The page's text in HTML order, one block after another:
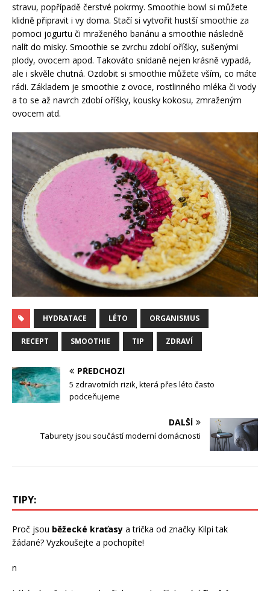
stravu, popřípadě čerstvé pokrmy. Smoothie bowl si můžete
klidně připravit i vy doma. Stačí si vytvořit hustší smoothie za
pomoci jogurtu či mraženého banánu a smoothie následně
nalít do misky. Smoothie se zvrchu zdobí oříšky, sušenými
plody, ovocem apod. Takováto snídaně nejen krásně vypadá,
ale i skvěle chutná. Ozdobit si smoothie můžete vším, co máte
rádi. Základem je smoothie z ovoce, rostlinného mléka či vody
a to se až navrch zdobí oříšky, kousky kokosu, zmraženým
ovocem atd.
HYDRATACE LÉTO ORGANISMUS
RECEPT SMOOTHIE TIP ZDRAVÍ
PŘEDCHOZÍ
5 zdravotních rizik, která přes léto často
podceňujeme
DALŠÍ
Taburety jsou součástí moderní domácnosti
TIPY:
Proč jsou běžecké kraťasy a trička od značky Kilpi tak
žádané? Vyzkoušejte a pochopíte!
n